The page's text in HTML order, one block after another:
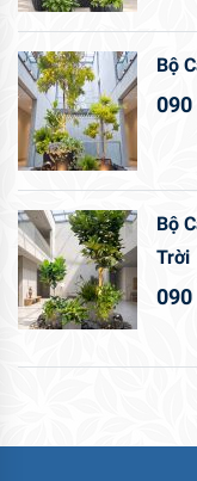
Bộ
090
Bộ
Trời
090